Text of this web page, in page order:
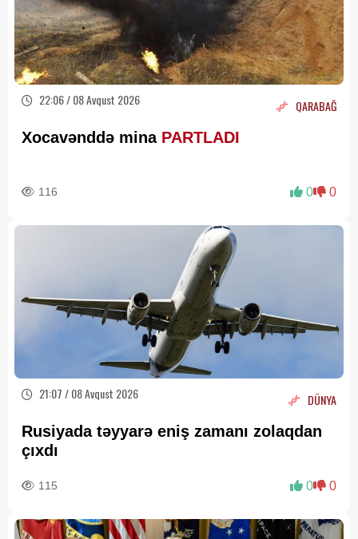
22:06 / 08 Avqust 2026 QARABAĞ
Xocavənddə mina PARTLADI
116 0 0
21:07 / 08 Avqust 2026 DÜNYA
Rusiyada təyyarə eniş zamanı zolaqdan
çıxdı
115 0 0